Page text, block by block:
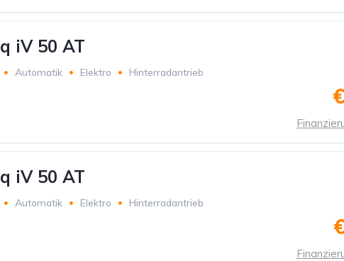
iV 50 AT
Automatik Elektro Hinterradantrieb
iV 50 AT
Automatik Elektro Hinterradantrieb